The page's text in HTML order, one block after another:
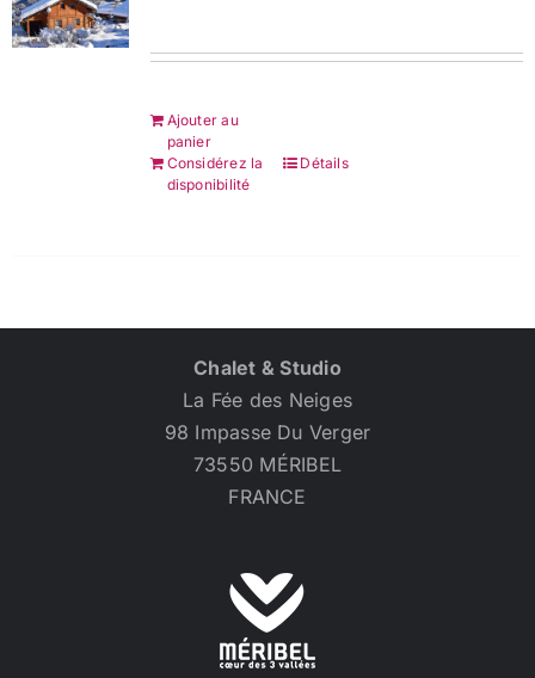
Ajouter au
panier
Considérez la
disponibilité
Détails
Chalet & Studio
La Fée des Neiges
98 Impasse Du Verger
73550 MÉRIBEL
FRANCE